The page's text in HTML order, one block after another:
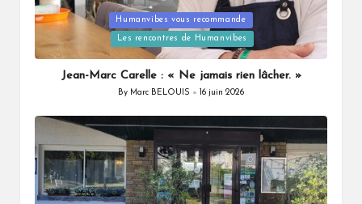
Posted
Humanvibes vous recommande
Les rencontres de Humanvibes
Jean-Marc Carelle : « Ne jamais rien lâcher. »
Posted
By Marc BELOUIS 16 juin 2026